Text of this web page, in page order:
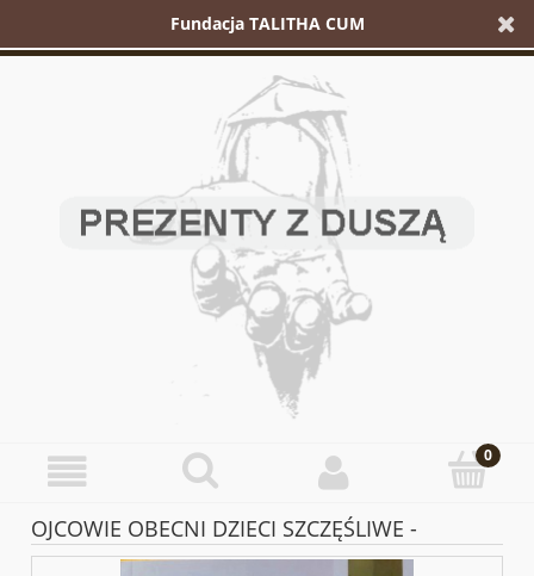
Fundacja TALITHA CUM
OJCOWIE OBECNI DZIECI SZCZĘŚLIWE -